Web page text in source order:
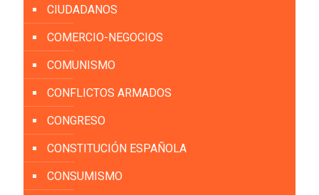
CIUDADANOS
COMERCIO-NEGOCIOS
COMUNISMO
CONFLICTOS ARMADOS
CONGRESO
CONSTITUCIÓN ESPAÑOLA
CONSUMISMO